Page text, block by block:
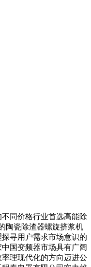
同价格行业首选高能除
陶瓷除渣器螺旋挤浆机
寻用户需求市场意识的
国变频器市场具有广阔
理现代化的方向迈进公